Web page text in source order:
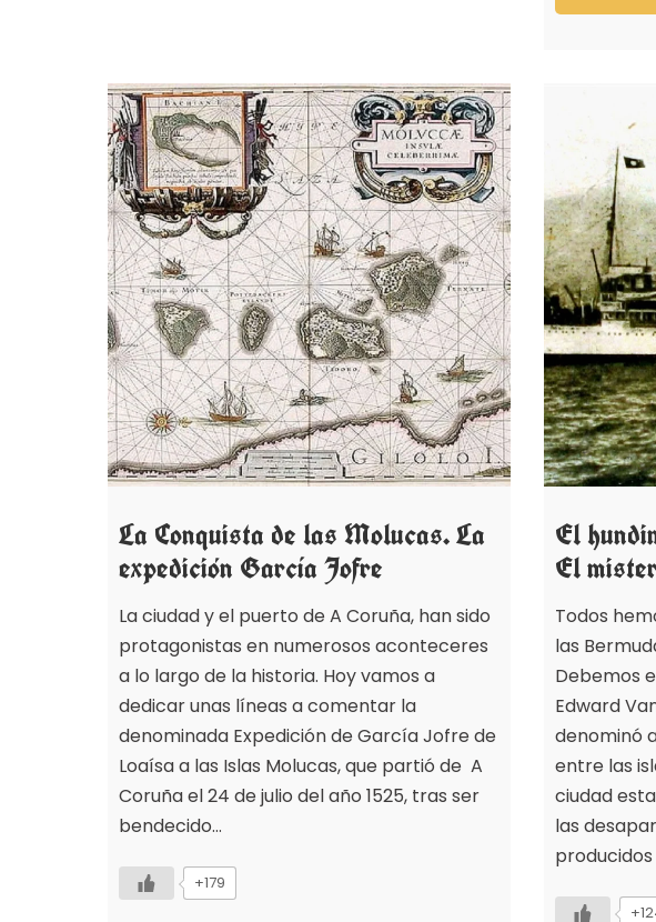
La Conquista de las Molucas. La
expedición García Jofre
La ciudad y el puerto de A Coruña, han sido
protagonistas en numerosos aconteceres
a lo largo de la historia. Hoy vamos a
dedicar unas líneas a comentar la
denominada Expedición de García Jofre de
Loaísa a las Islas Molucas, que partió de A
Coruña el 24 de julio del año 1525, tras ser
bendecido…
+179
El
El
Todos
las
Debemos
Edward
denominó
entre las
ciudad
las
producidos